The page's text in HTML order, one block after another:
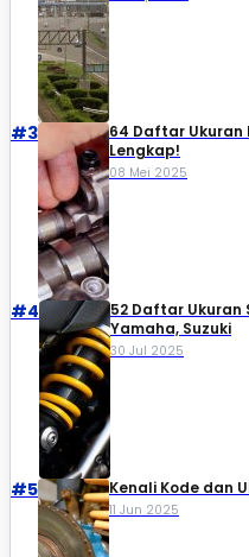
#3
64 Daftar Ukuran
Lengkap!
08 Mei 2025
#4
52 Daftar Ukuran
Yamaha, Suzuki​
30 Jul 2025
#5 Kenali Kode dan
11 Jun 2025